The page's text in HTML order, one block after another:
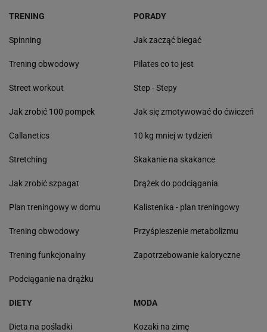
TRENING
Spinning
Trening obwodowy
Street workout
Jak zrobić 100 pompek
Callanetics
Stretching
Jak zrobić szpagat
Plan treningowy w domu
Trening obwodowy
Trening funkcjonalny
Podciąganie na drążku
PORADY
Jak zacząć biegać
Pilates co to jest
Step - Stepy
Jak się zmotywować do ćwiczeń
10 kg mniej w tydzień
Skakanie na skakance
Drążek do podciągania
Kalistenika - plan treningowy
Przyśpieszenie metabolizmu
Zapotrzebowanie kaloryczne
DIETY
Dieta na pośladki
MODA
Kozaki na zimę